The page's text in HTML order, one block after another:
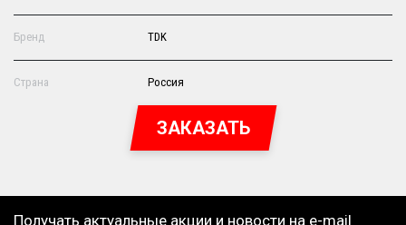
Бренд TDK
Страна Россия
ЗАКАЗАТЬ
Получать актуальные акции и новости на e-mail